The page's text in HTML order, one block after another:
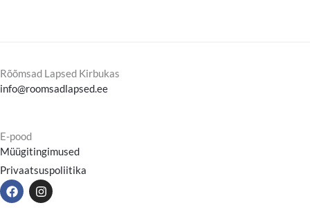
Rõõmsad Lapsed Kirbukas
info@roomsadlapsed.ee
E-pood
Müügitingimused
Privaatsuspoliitika
F
a
I
n